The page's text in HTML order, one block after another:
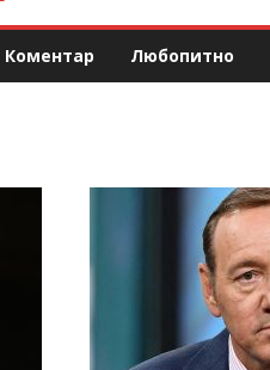
Коментар Любопитно